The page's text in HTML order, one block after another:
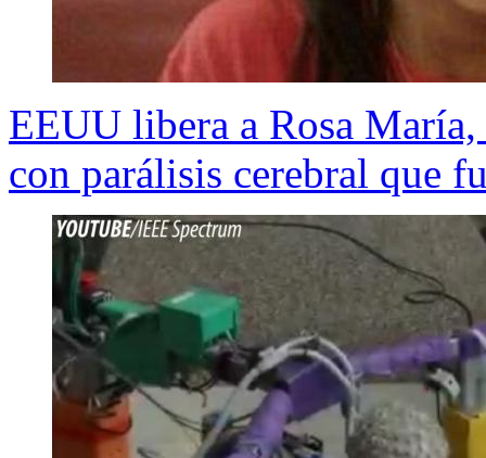
EEUU libera a Rosa
con parálisis cerebral que